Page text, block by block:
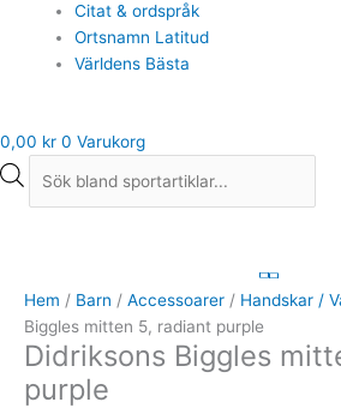
Citat & ordspråk
Ortsnamn Latitud
Världens Bästa
0,00 kr 0 Varukorg
Hem / Barn / Accessoarer / Handskar /
Biggles mitten 5, radiant purple
Didriksons Biggles
purple
mitten
5,
radiant
mängd